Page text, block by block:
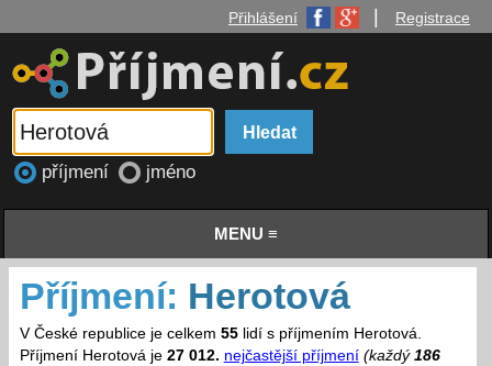
Přihlášení Registrace
příjmení jméno
MENU ≡
Příjmení: Herotová
V České republice je celkem 55lidí s příjmením Herotová.
Příjmení Herotová je 27 012. nejčastější příjmení (každý 186